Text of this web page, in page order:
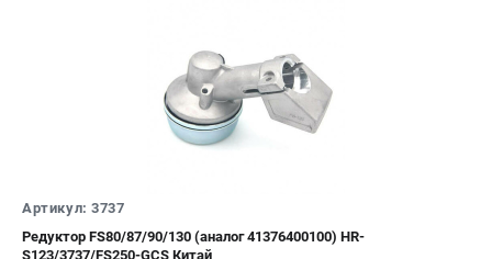
Артикул: 3737
Редуктор FS80/87/90/130 (аналог 41376400100) HR-
S123/3737/FS250-GCS Китай